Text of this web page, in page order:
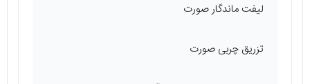
لیفت ماندگار صورت
تزریق چربی صورت